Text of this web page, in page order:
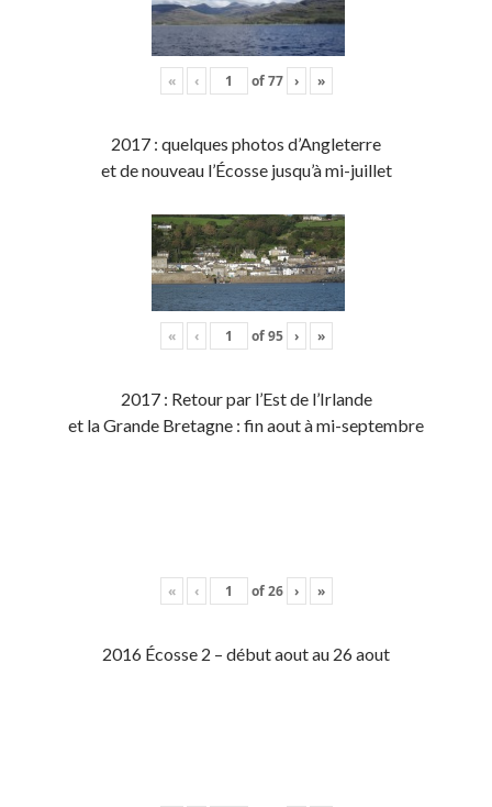
« ‹ of77 › »
2017 : quelques photos d’Angleterre
et de nouveau l’Écosse jusqu’à mi-juillet
« ‹ of95 › »
2017 : Retour par l’Est de l’Irlande
et la Grande Bretagne : fin aout à mi-septembre
« ‹ of26 › »
2016 Écosse 2 – début aout au 26 aout